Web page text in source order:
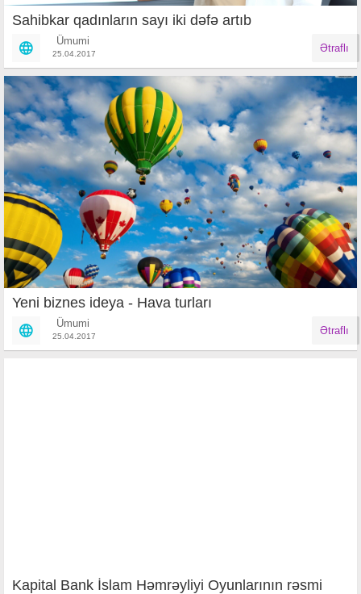
Sahibkar qadınların sayı iki dəfə artıb
Ümumi
25.04.2017 Ətraflı
Yeni biznes ideya - Hava turları
Ümumi
25.04.2017 Ətraflı
Kapital Bank İslam Həmrəyliyi Oyunlarının rəsmi